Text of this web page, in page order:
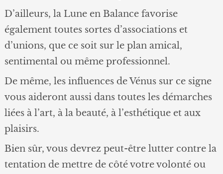
D’ailleurs, la Lune en Balance favorise
également toutes sortes d’associations et
d’unions, que ce soit sur le plan amical,
sentimental ou même professionnel.
De même, les influences de Vénus sur ce signe
vous aideront aussi dans toutes les démarches
liées à l’art, à la beauté, à l’esthétique et aux
plaisirs.
Bien sûr, vous devrez peut-être lutter contre la
tentation de mettre de côté votre volonté ou